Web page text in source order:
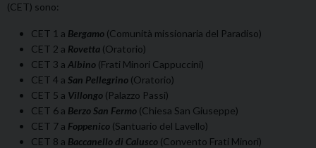
(CET) sono:
CET 1 a Bergamo (Comunità missionaria del Paradiso)
CET 2 a Rovetta (Oratorio)
CET 3 a Albino (Frati Minori Cappuccini)
CET 4 a San Pellegrino (Oratorio)
CET 5 a Villongo (Palazzo Passi)
CET 6 a Berzo San Fermo (Chiesa San Giuseppe)
CET 7 a Foppenico (Santuario del Lavello)
CET 8 a Baccanello di Calusco (Convento Frati Minori)